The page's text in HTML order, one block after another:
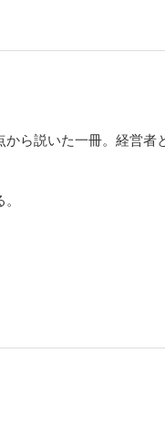
ら説いた一冊。経営